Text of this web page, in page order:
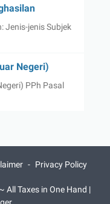
Jenis-jenis Subjek
Negeri)
PPh Pasal
Privacy Policy
Taxes in One Hand |